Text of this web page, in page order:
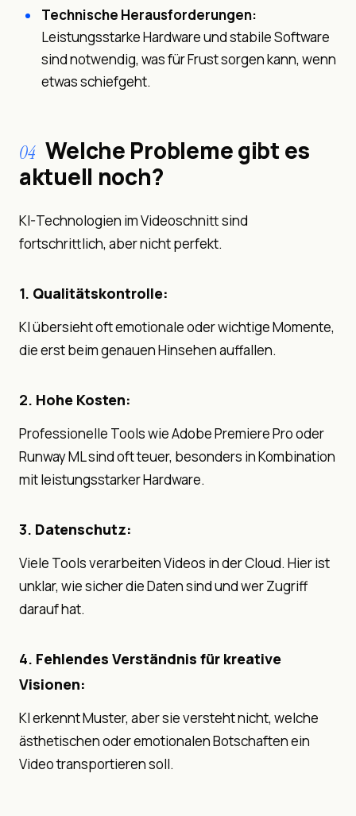
Technische Herausforderungen:
Leistungsstarke Hardware und stabile Software
sind notwendig, was für Frust sorgen kann, wenn
etwas schiefgeht.
04 Welche Probleme gibt es
aktuell noch?
KI-Technologien im Videoschnitt sind
fortschrittlich, aber nicht perfekt.
1. Qualitätskontrolle:
KI übersieht oft emotionale oder wichtige Momente,
die erst beim genauen Hinsehen auffallen.
2. Hohe Kosten:
Professionelle Tools wie Adobe Premiere Pro oder
Runway ML sind oft teuer, besonders in Kombination
mit leistungsstarker Hardware.
3. Datenschutz:
Viele Tools verarbeiten Videos in der Cloud. Hier ist
unklar, wie sicher die Daten sind und wer Zugriff
darauf hat.
4. Fehlendes Verständnis für kreative
Visionen:
KI erkennt Muster, aber sie versteht nicht, welche
ästhetischen oder emotionalen Botschaften ein
Video transportieren soll.